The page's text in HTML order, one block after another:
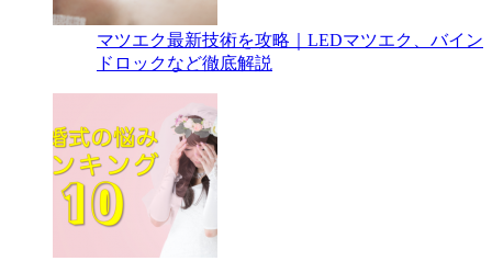
マツエク最新技術を攻略｜LEDマツエク、バイン
ドロックなど徹底解説